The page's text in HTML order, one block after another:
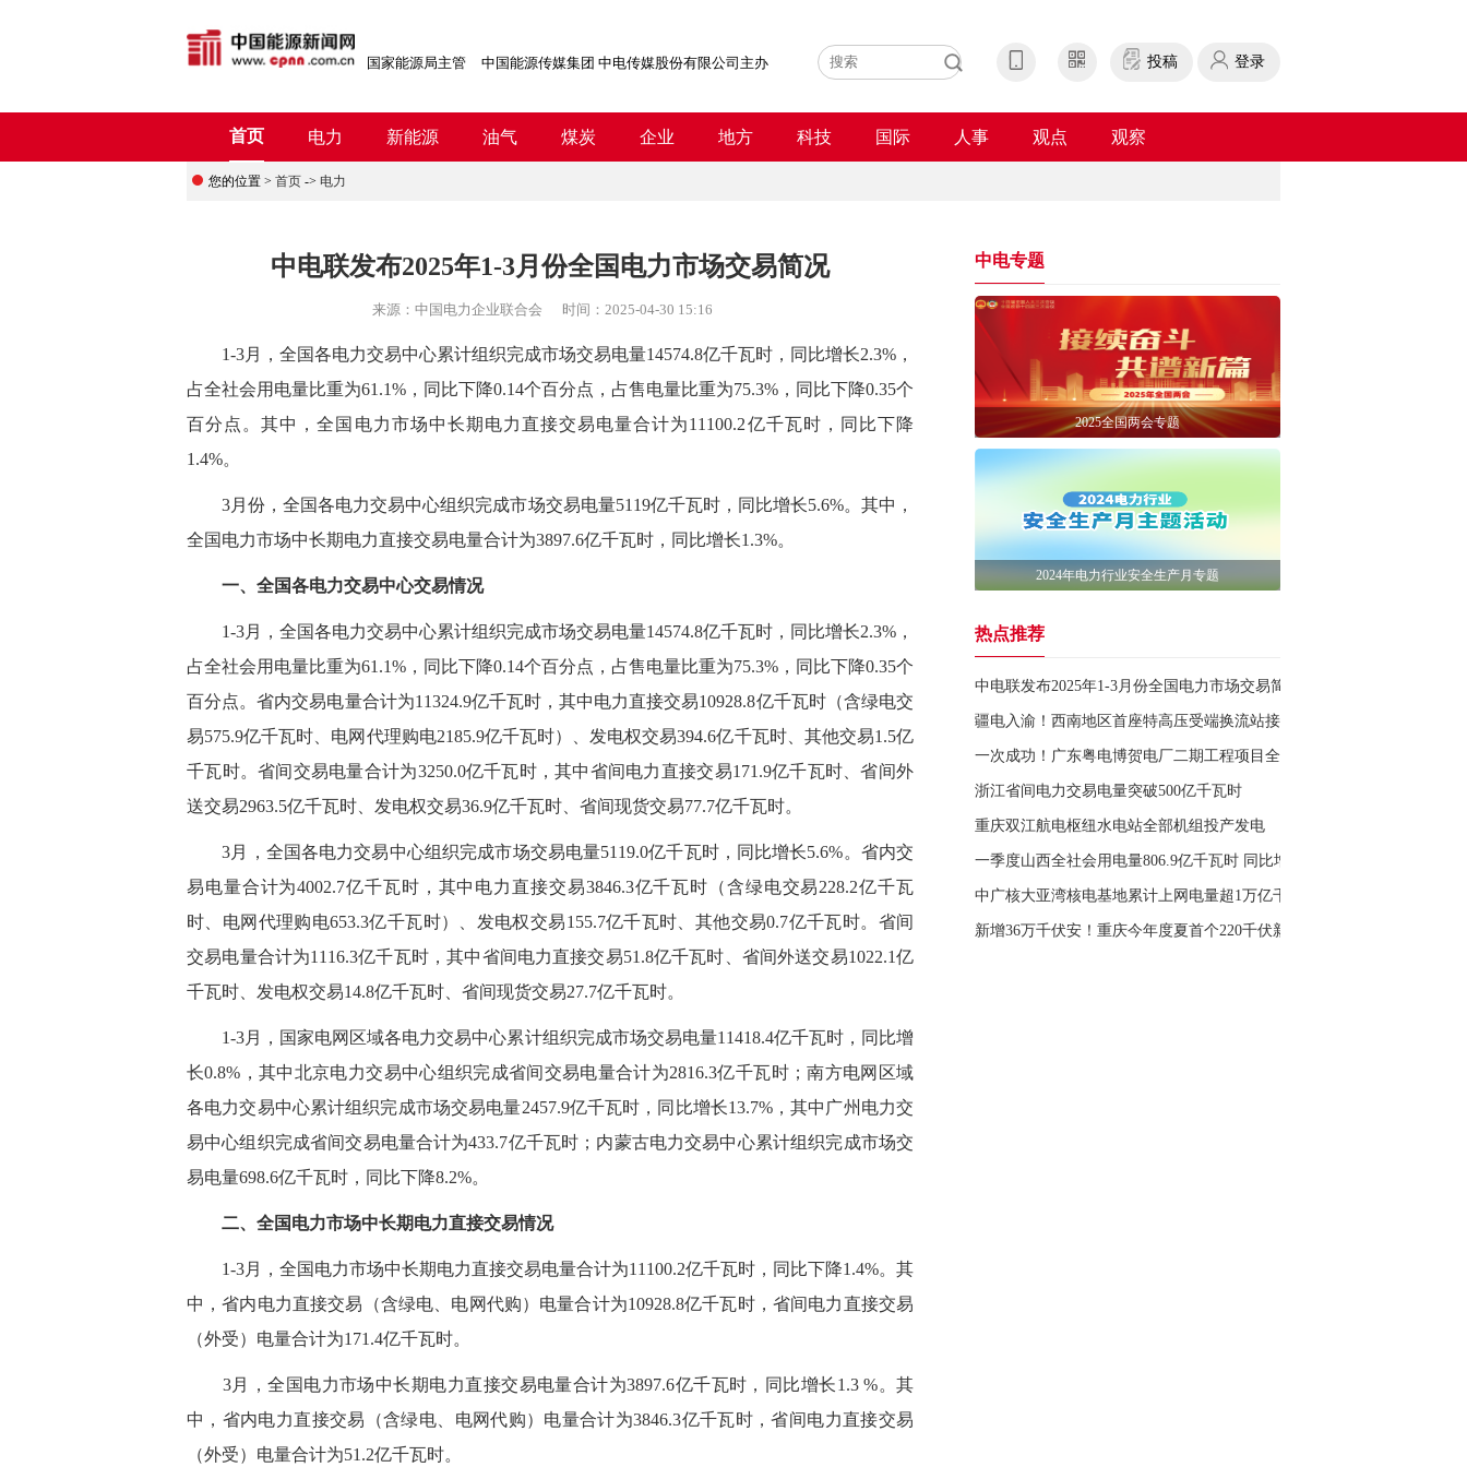
国家能源局主管 中国能源传媒集团 中电传媒股份有限公司主办 投稿 登录
首页 电力 新能源 油气 煤炭 企业 地方 科技 国际 人事 观点 观察
您的位置 > 首页 -> 电力
中电联发布2025年1-3月份全国电力市场交易简况
来源： 中国电力企业联合会 时间： 2025-04-30 15:16
1-3月，全国各电力交易中心累计组织完成市场交易电量14574.8亿千瓦时，同比增长2.3%，
占全社会用电量比重为61.1%，同比下降0.14个百分点，占售电量比重为75.3%，同比下降0.35个
百分点。其中，全国电力市场中长期电力直接交易电量合计为11100.2亿千瓦时，同比下降
1.4%。
3月份，全国各电力交易中心组织完成市场交易电量5119亿千瓦时，同比增长5.6%。其中，
全国电力市场中长期电力直接交易电量合计为3897.6亿千瓦时，同比增长1.3%。
一、全国各电力交易中心交易情况
1-3月，全国各电力交易中心累计组织完成市场交易电量14574.8亿千瓦时，同比增长2.3%，
占全社会用电量比重为61.1%，同比下降0.14个百分点，占售电量比重为75.3%，同比下降0.35个
百分点。省内交易电量合计为11324.9亿千瓦时，其中电力直接交易10928.8亿千瓦时（含绿电交
易575.9亿千瓦时、电网代理购电2185.9亿千瓦时）、 发电权交易394.6亿千瓦时、其他交易1.5亿
千瓦时。省间交易电量合计为3250.0亿千瓦时，其中省间电力直接交易171.9亿千瓦时、省间外
送交易2963.5亿千瓦时、发电权交易36.9亿千瓦时、省间现货交易77.7亿千瓦时。
3月，全国各电力交易中心组织完成市场交易电量5119.0亿千瓦时，同比增长5.6%。省内交
易电量合计为4002.7亿千瓦时，其中电力直接交易3846.3亿千瓦时（含绿电交易228.2亿千瓦
时、电网代理购电653.3亿千瓦时）、发电权交易155.7亿千瓦时、其他交易0.7亿千瓦时。省间
交易电量合计为1116.3亿千瓦时，其中省间电力直接交易51.8亿千瓦时、省间外送交易1022.1亿
千瓦时、发电权交易14.8亿千瓦时、省间现货交易27.7亿千瓦时。
1-3月，国家电网区域各电力交易中心累计组织完成市场交易电量11418.4亿千瓦时，同比增
长0.8%，其中北京电力交易中心组织完成省间交易电量合计为2816.3亿千瓦时；南方电网区域
各电力交易中心累计组织完成市场交易电量2457.9亿千瓦时，同比增长13.7%，其中广州电力交
易中心组织完成省间交易电量合计为433.7亿千瓦时；内蒙古电力交易中心累计组织完成市场交
易电量698.6亿千瓦时，同比下降8.2%。
二、全国电力市场中长期电力直接交易情况
1-3月，全国电力市场中长期电力直接交易电量合计为11100.2亿千瓦时，同比下降1.4%。其
中，省内电力直接交易（含绿电、电网代购）电量合计为10928.8亿千瓦时，省间电力直接交易
（外受）电量合计为171.4亿千瓦时。
3月，全国电力市场中长期电力直接交易电量合计为3897.6亿千瓦时，同比增长1.3 %。其
中，省内电力直接交易（含绿电、电网代购）电量合计为3846.3亿千瓦时，省间电力直接交易
（外受）电量合计为51.2亿千瓦时。
中电专题
2025全国两会专题
2024年电力行业安全生产月专题
热点推荐
中电联发布2025年1-3月份全国电力市场交易简况
疆电入渝！西南地区首座特高压受端换流站接入重庆电网
一次成功！广东粤电博贺电厂二期工程项目全面进入动态试运
浙江省间电力交易电量突破500亿千瓦时
重庆双江航电枢纽水电站全部机组投产发电
一季度山西全社会用电量806.9亿千瓦时 同比增长6.1%
中广核大亚湾核电基地累计上网电量超1万亿千瓦时
新增36万千伏安！重庆今年度夏首个220千伏新建变电站工程投运！